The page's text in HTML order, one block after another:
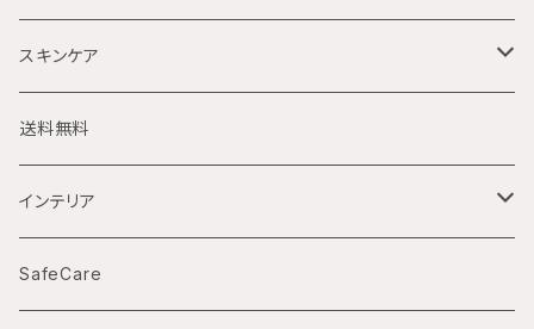
電池式クォーツ腕時計
ソーラー電波腕時計
国産ムーブメント腕時計（クォーツ）
バックスケルトン
スキンケア
ハンドクリーム
La corvette
送料無料
インテリア
傘立て
SafeCare